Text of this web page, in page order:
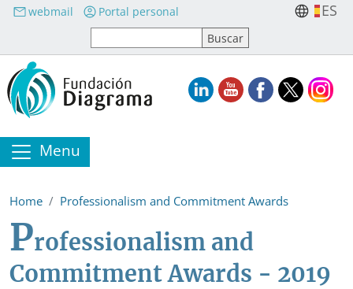
Skip to main content
webmail Portal personal ES
Menu
Home Professionalism and Commitment Awards
Professionalism and
Commitment Awards - 2019